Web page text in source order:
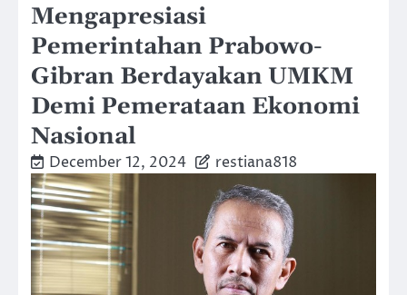
Mengapresiasi
Pemerintahan Prabowo-
Gibran Berdayakan UMKM
Demi Pemerataan Ekonomi
Nasional
December 12, 2024 restiana818